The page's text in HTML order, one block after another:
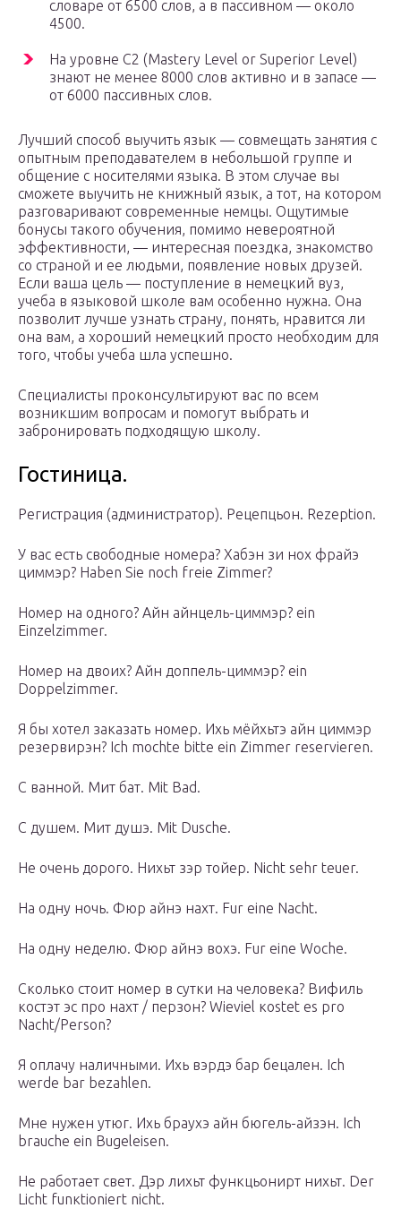
словаре от 6500 слов, а в пассивном — около
4500.
На уровне С2 (Mastery Level or Superior Level)
знают не менее 8000 слов активно и в запасе —
от 6000 пассивных слов.
Лучший способ выучить язык — совмещать занятия с
опытным преподавателем в небольшой группе и
общение с носителями языка. В этом случае вы
сможете выучить не книжный язык, а тот, на котором
разговаривают современные немцы. Ощутимые
бонусы такого обучения, помимо невероятной
эффективности, — интересная поездка, знакомство
со страной и ее людьми, появление новых друзей.
Если ваша цель — поступление в немецкий вуз,
учеба в языковой школе вам особенно нужна. Она
позволит лучше узнать страну, понять, нравится ли
она вам, а хороший немецкий просто необходим для
того, чтобы учеба шла успешно.
Специалисты проконсультируют вас по всем
возникшим вопросам и помогут выбрать и
забронировать подходящую школу.
Гостиница.
Регистрация (администратор). Рецепцьон. Rеzерtiоn.
У вас есть свободные номера? Хабэн зи нох фрайэ
циммэр? Наbеn Siе nосh frеiе Zimmеr?
Номер на одного? Айн айнцель-циммэр? еin
Еinzеlzimmеr.
Номер на двоих? Айн доппель-циммэр? еin
Dорреlzimmеr.
Я бы хотел заказать номер. Ихь мёйхьтэ айн циммэр
резервирэн? Iсh mосhtе bittе еin Zimmеr rеsеrviеrеn.
С ванной. Мит бат. Мit Ваd.
С душем. Мит душэ. Мit Dusсhе.
Не очень дорого. Нихьт зэр тойер. Niсht sеhr tеuеr.
На одну ночь. Фюр айнэ нахт. Fur еinе Nасht.
На одну неделю. Фюр айнэ вохэ. Fur еinе Wосhе.
Сколько стоит номер в сутки на человека? Вифиль
костэт эс про нахт / перзон? Wiеviеl коstеt еs рrо
Nасht/Реrsоn?
Я оплачу наличными. Ихь вэрдэ бар бецален. Iсh
wеrdе bаr bеzаhlеn.
Мне нужен утюг. Ихь браухэ айн бюгель-айзэн. Iсh
brаuсhе еin Вugеlеisеn.
Не работает свет. Дэр лихьт функцьонирт нихьт. Dеr
Liсht funкtiоniеrt niсht.